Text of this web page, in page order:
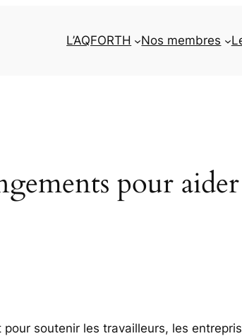
L’AQFORTH Nos membres
pour aider
soutenir les travailleurs, les